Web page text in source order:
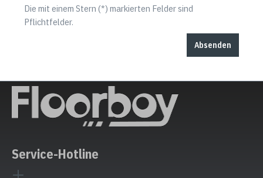
Die mit einem Stern (*) markierten Felder sind
Pflichtfelder.
Absenden
Service-Hotline